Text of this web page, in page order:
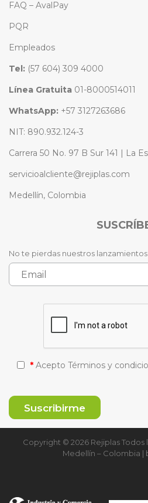
FAQ – AvalPay
PQR
Empleados
Tel: (57 604) 309 4000
Línea Gratuita 01-8000514011
WhatsApp: +57 3127263686
NIT: 890.932.124-3
Carrera 50 No. 97 B Sur 141 | La
servicioalcliente@rejiplas.com
Medellín, Colombia
No te pierdas nuestros
* Acepto Términos y
Copyright © 2026 Rejiplas Todos
Medellín – Colombia |